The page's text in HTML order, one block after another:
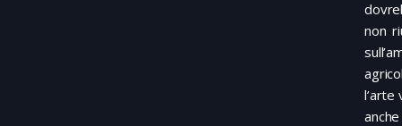
non
l’arte